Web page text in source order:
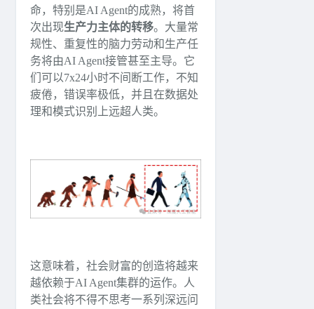
命，特别是AI Agent的成熟，将首
次出现生产力主体的转移。大量常
规性、重复性的脑力劳动和生产任
务将由AI Agent接管甚至主导。它
们可以7x24小时不间断工作，不知
疲倦，错误率极低，并且在数据处
理和模式识别上远超人类。
这意味着，社会财富的创造将越来
越依赖于AI Agent集群的运作。人
类社会将不得不思考一系列深远问